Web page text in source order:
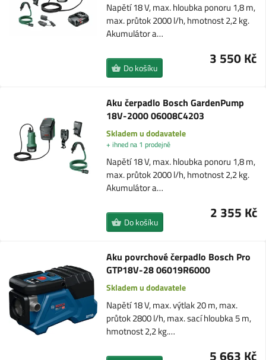
Napětí 18 V, max. hloubka ponoru 1,8 m,
max. průtok 2000 l/h, hmotnost 2,2 kg.
Akumulátor a…
3 550 Kč
Do košíku
Aku čerpadlo Bosch GardenPump
18V-2000 06008C4203
Skladem u dodavatele
+ ihned na 1 prodejně
Napětí 18 V, max. hloubka ponoru 1,8 m,
max. průtok 2000 l/h, hmotnost 2,2 kg.
Akumulátor a…
2 355 Kč
Do košíku
Aku povrchové čerpadlo Bosch Pro
GTP18V-28 06019R6000
Skladem u dodavatele
Napětí 18 V, max. výtlak 20 m, max.
průtok 2800 l/h, max. sací hloubka 5 m,
hmotnost 2,2 kg.…
5 663 Kč